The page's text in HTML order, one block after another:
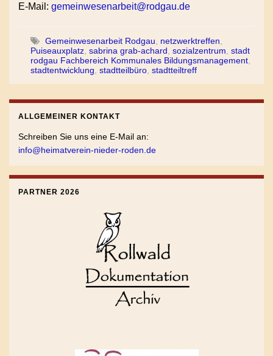
E-Mail: gemeinwesenarbeit@rodgau.de
Gemeinwesenarbeit Rodgau netzwerktreffen
Puiseauxplatz sabrina grab-achard sozialzentrum stadt
rodgau Fachbereich Kommunales Bildungsmanagement
stadtentwicklung stadtteilbüro stadtteiltreff
ALLGEMEINER KONTAKT
Schreiben Sie uns eine E-Mail an:
info@heimatverein-nieder-roden.de
PARTNER 2026